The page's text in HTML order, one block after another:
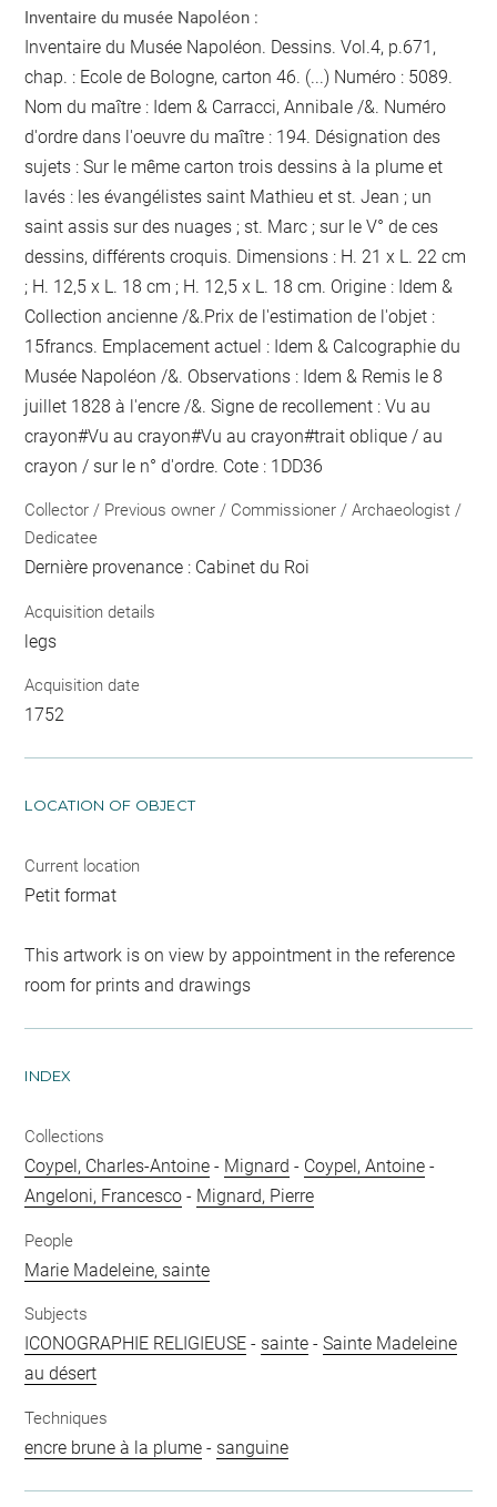
Inventaire du musée Napoléon :
Inventaire du Musée Napoléon. Dessins. Vol.4, p.671,
chap. : Ecole de Bologne, carton 46. (...) Numéro : 5089.
Nom du maître : Idem & Carracci, Annibale /&. Numéro
d'ordre dans l'oeuvre du maître : 194. Désignation des
sujets : Sur le même carton trois dessins à la plume et
lavés : les évangélistes saint Mathieu et st. Jean ; un
saint assis sur des nuages ; st. Marc ; sur le V° de ces
dessins, différents croquis. Dimensions : H. 21 x L. 22 cm
; H. 12,5 x L. 18 cm ; H. 12,5 x L. 18 cm. Origine : Idem &
Collection ancienne /&.Prix de l'estimation de l'objet :
15francs. Emplacement actuel : Idem & Calcographie du
Musée Napoléon /&. Observations : Idem & Remis le 8
juillet 1828 à l'encre /&. Signe de recollement :Vu au
crayon#Vu au crayon#Vu au crayon#trait oblique / au
crayon / sur le n° d'ordre. Cote : 1DD36
Collector / Previous owner / Commissioner / Archaeologist /
Dedicatee
Dernière provenance : Cabinet du Roi
Acquisition details
legs
Acquisition date
1752
LOCATION OF OBJECT
Current location
Petit format
This artwork is on view by appointment in the reference
room for prints and drawings
INDEX
Collections
Coypel, Charles-Antoine - Mignard - Coypel, Antoine -
Angeloni, Francesco - Mignard, Pierre
People
Marie Madeleine, sainte
Subjects
ICONOGRAPHIE RELIGIEUSE - sainte -Sainte Madeleine
au désert
Techniques
encre brune à la plume - sanguine